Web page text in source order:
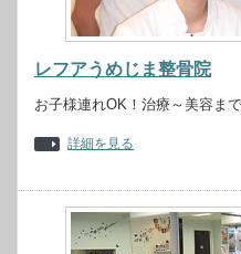
レフアうめじま整骨院
お子様連れOK！治療～美容ま
詳細を見る